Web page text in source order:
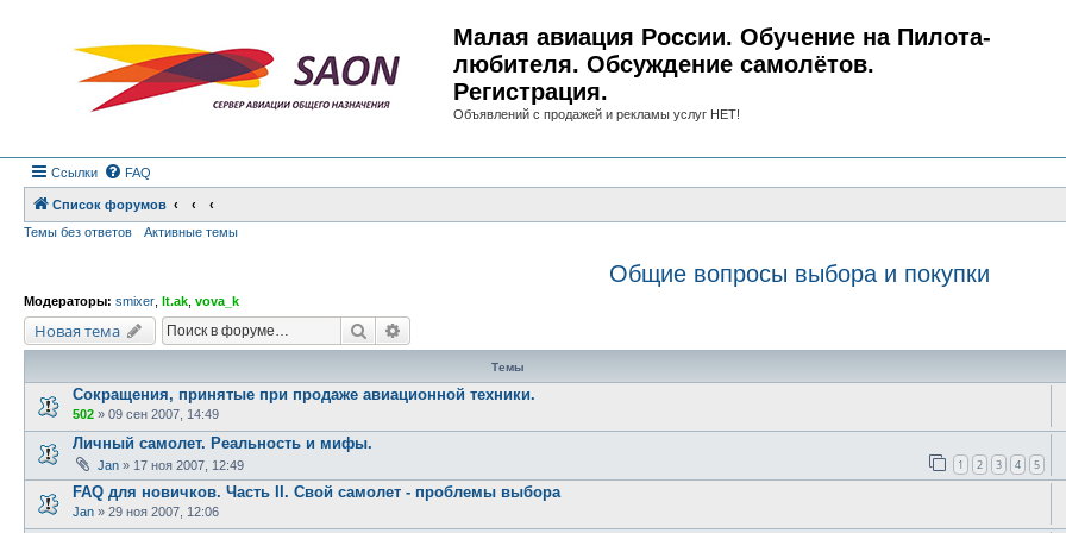
Малая авиация России. Обучение на Пилота-
любителя. Обсуждение самолётов.
Регистрация.
Объявлений с продажей и рекламы услуг НЕТ!
Ссылки FAQ
Список форумов
Темы без ответов
Активные темы
Общие вопросы выбора и покупки
Модераторы: smixer lt.ak vova_k
Новая тема Поиск
Темы
Сокращения, принятые при продаже авиационной техники.
502 » 09 сен 2007, 14:49
Личный самолет. Реальность и мифы.
Jan » 17 ноя 2007, 12:49 1 2 3 4 5
FAQ для новичков. Часть II. Свой самолет - проблемы выбора
Jan » 29 ноя 2007, 12:06